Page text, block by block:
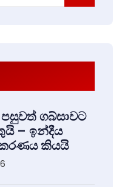
ගබ්සාවට
– ඉන්දීය
කියයි